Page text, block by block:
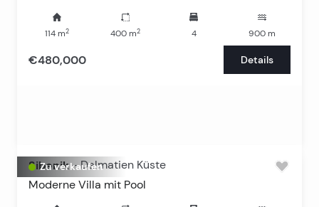
114 m2 400 m2 4 900 m
€480,000 Details
Zu verkaufen
Sibenik - Dalmatien Küste
Moderne Villa mit Pool